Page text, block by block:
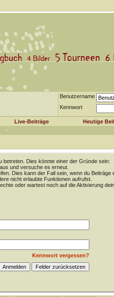
Benutzername
Kennwort
Live-Beiträge Heutige
betreten. Dies könnte einer der Gründe sein:
und versuche es erneut.
Dies kann der Fall sein, wenn du Beiträge
nicht erlaubte Funktionen aufrufst.
oder wartest noch auf die Aktivierung
Kennwort vergessen?